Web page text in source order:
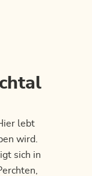
lebt
wird.
sich in